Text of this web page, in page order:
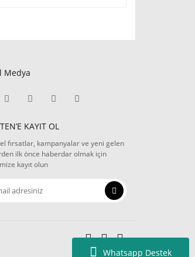
Whatsapp Destek
Medya
KAYIT OL
fırsatlar, kampanyalar ve yeni gelen
ilk önce haberdar olmak için
kayıt olun